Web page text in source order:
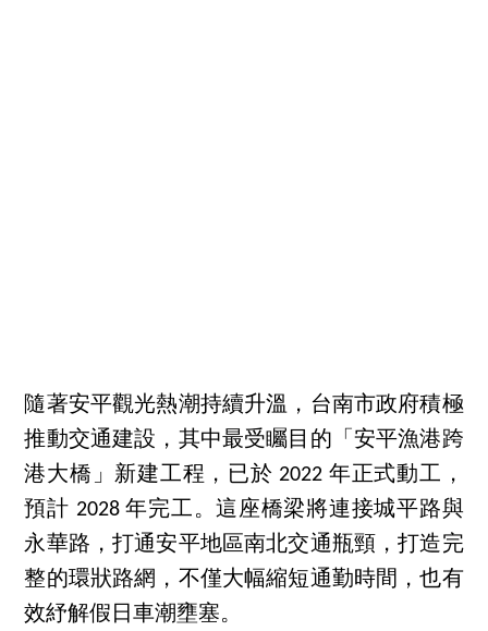
隨著安平觀光熱潮持續升溫，台南市政府積極
推動交通建設，其中最受矚目的「安平漁港跨
港大橋」新建工程，已於 2022 年正式動工，
預計 2028 年完工。這座橋梁將連接城平路與
永華路，打通安平地區南北交通瓶頸，打造完
整的環狀路網，不僅大幅縮短通勤時間，也有
效紓解假日車潮壅塞。